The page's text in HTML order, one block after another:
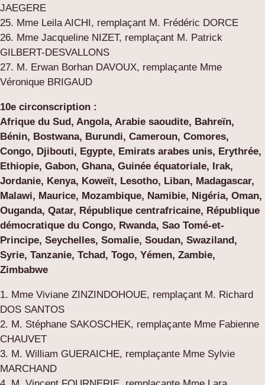
JAEGERE
25. Mme Leila AICHI, remplaçant M. Frédéric DORCE
26. Mme Jacqueline NIZET, remplaçant M. Patrick
GILBERT-DESVALLONS
27. M. Erwan Borhan DAVOUX, remplaçante Mme
Véronique BRIGAUD
10e circonscription :
Afrique du Sud, Angola, Arabie saoudite, Bahreïn,
Bénin, Bostwana, Burundi, Cameroun, Comores,
Congo, Djibouti, Egypte, Emirats arabes unis, Erythrée,
Ethiopie, Gabon, Ghana, Guinée équatoriale, Irak,
Jordanie, Kenya, Koweït, Lesotho, Liban, Madagascar,
Malawi, Maurice, Mozambique, Namibie, Nigéria, Oman,
Ouganda, Qatar, République centrafricaine, République
démocratique du Congo, Rwanda, Sao Tomé-et-
Principe, Seychelles, Somalie, Soudan, Swaziland,
Syrie, Tanzanie, Tchad, Togo, Yémen, Zambie,
Zimbabwe
1. Mme Viviane ZINZINDOHOUE, remplaçant M. Richard
DOS SANTOS
2. M. Stéphane SAKOSCHEK, remplaçante Mme Fabienne
CHAUVET
3. M. William GUERAICHE, remplaçante Mme Sylvie
MARCHAND